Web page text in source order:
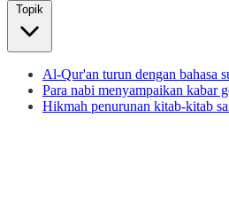
Topik
Al-Qur'an turun dengan bahasa
Para nabi menyampaikan kabar
Hikmah penurunan kitab-kitab